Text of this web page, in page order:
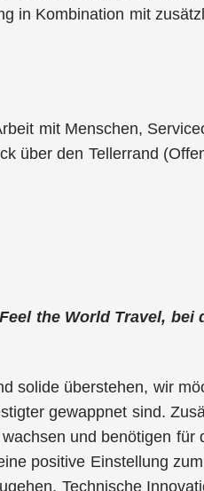
in Kombination mit
mit Menschen,
über den Tellerrand
the World Travel, bei
solide überstehen, wir
gewappnet sind.
und benötigen für
positive Einstellung
Technische